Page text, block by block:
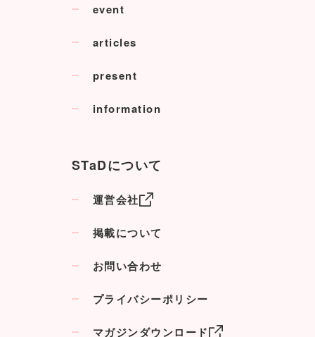
event
articles
present
information
STaDについて
運営会社
掲載について
お問い合わせ
プライバシーポリシー
マガジンダウンロード